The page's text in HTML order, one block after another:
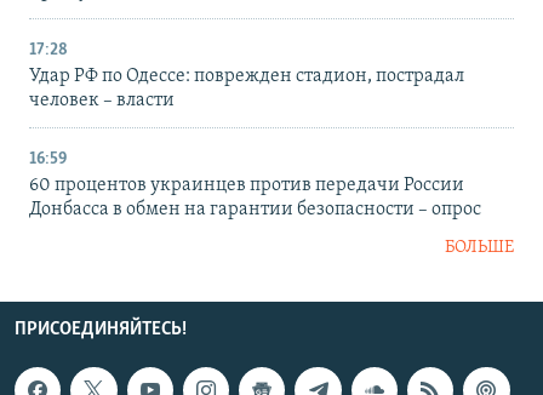
17:28
Удар РФ по Одессе: поврежден стадион, пострадал
человек – власти
16:59
60 процентов украинцев против передачи России
Донбасса в обмен на гарантии безопасности – опрос
БОЛЬШЕ
ПРИСОЕДИНЯЙТЕСЬ!